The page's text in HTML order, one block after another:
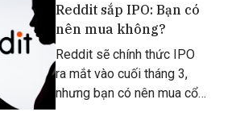
Reddit sắp IPO: Bạn có
nên mua không?
Reddit sẽ chính thức IPO
ra mắt vào cuối tháng 3,
nhưng bạn có nên mua cổ